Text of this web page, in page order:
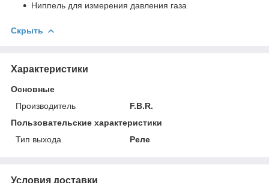
Ниппель для измерения давления газа
Скрыть
Характеристики
Основные
Производитель
F.B.R.
Пользовательские характеристики
Тип выхода
Реле
Условия доставки